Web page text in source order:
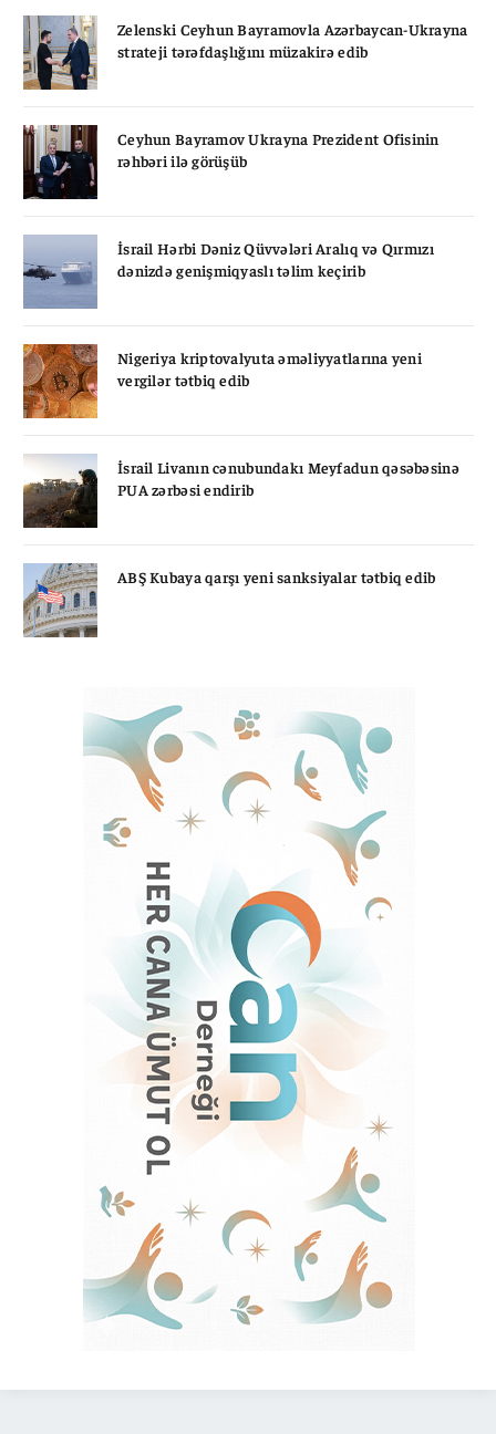
Zelenski Ceyhun Bayramovla Azərbaycan-Ukrayna
strateji tərəfdaşlığını müzakirə edib
Ceyhun Bayramov Ukrayna Prezident Ofisinin
rəhbəri ilə görüşüb
İsrail Hərbi Dəniz Qüvvələri Aralıq və Qırmızı
dənizdə genişmiqyaslı təlim keçirib
Nigeriya kriptovalyuta əməliyyatlarına yeni
vergilər tətbiq edib
İsrail Livanın cənubundakı Meyfadun qəsəbəsinə
PUA zərbəsi endirib
ABŞ Kubaya qarşı yeni sanksiyalar tətbiq edib